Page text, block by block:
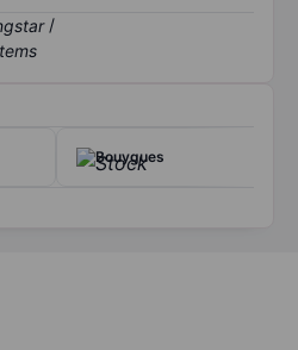
/
Bouygues